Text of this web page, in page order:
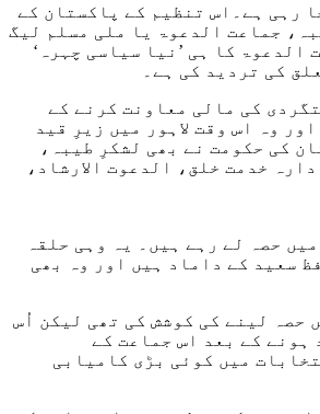
رہی ہے۔اس تنظیم کے پاکستان کے
جماعت الدعوۃ یا ملی مسلم لیگ
کا ہی ’نیا سیاسی چہرہ‘
کی تردید کی ہے۔
کی مالی معاونت کرنے کے
نے مجموعی طور پر 31 سال قید کی سزا سُنا رکھی ہے اور وہ اس وقت لاہور میں زیرِ قید
کیا تھا جبکہ پاکستان کی حکومت نے بھی لشکرِ طیبہ،
خدمت خلق، الدعوت الارشاد،
میں حصہ لے رہے ہیں۔ یہ وہی حلقہ
سعید کے داماد ہیں اور وہ بھی
فارم سے انتخابات میں حصہ لینے کی کوشش کی تھی لیکن اُس
ہونے کے بعد اس جماعت کے
میں کوئی بڑی کامیابی